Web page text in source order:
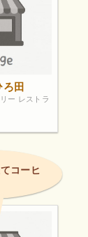
たり栗を拾った
田
ー レストラ
コーヒ